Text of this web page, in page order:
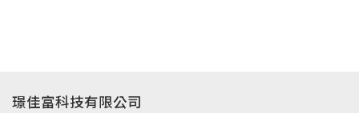
璟佳富科技有限公司